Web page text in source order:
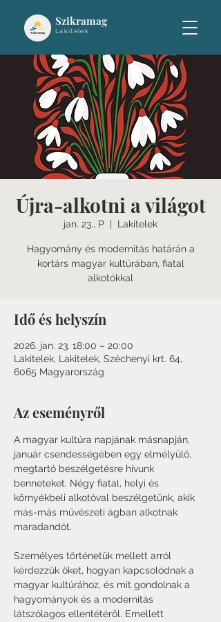
Szikramag
Lakitelek
Újra-alkotni a világot
jan. 23., P Lakitelek
Hagyomány és modernitás határán a
kortárs magyar kultúrában, fiatal
alkotókkal
Idő és helyszín
2026. jan. 23. 18:00 – 20:00
Lakitelek, Lakitelek, Széchenyi krt. 64,
6065 Magyarország
Az eseményről
A magyar kultúra napjának másnapján,
január csendességében egy elmélyülő,
megtartó beszélgetésre hívunk
benneteket. Négy fiatal, helyi és
környékbeli alkotóval beszélgetünk, akik
más-más művészeti ágban alkotnak
maradandót.
Személyes történetük mellett arról
kérdezzük őket, hogyan kapcsolódnak a
magyar kultúrához, és mit gondolnak a
hagyományok és a modernitás
látszólagos ellentétéről. Emellett